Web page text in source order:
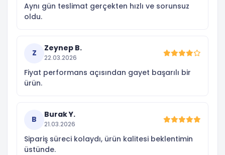
Aynı gün teslimat gerçekten hızlı ve sorunsuz
oldu.
Z
Zeynep B.
22.03.2026
Fiyat performans açısından gayet başarılı bir
ürün.
B
Burak Y.
21.03.2026
Sipariş süreci kolaydı, ürün kalitesi beklentimin
üstünde.